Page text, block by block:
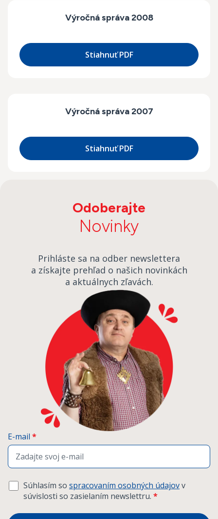
Výročná správa 2008
Stiahnuť PDF
Výročná správa 2007
Stiahnuť PDF
Odoberajte
Novinky
Prihláste sa na odber newslettera
a získajte prehľad o našich novinkách
a aktuálnych zľavách.
E-mail *
Súhlasím so spracovaním osobných údajovv
súvislosti so zasielaním newslettru. *